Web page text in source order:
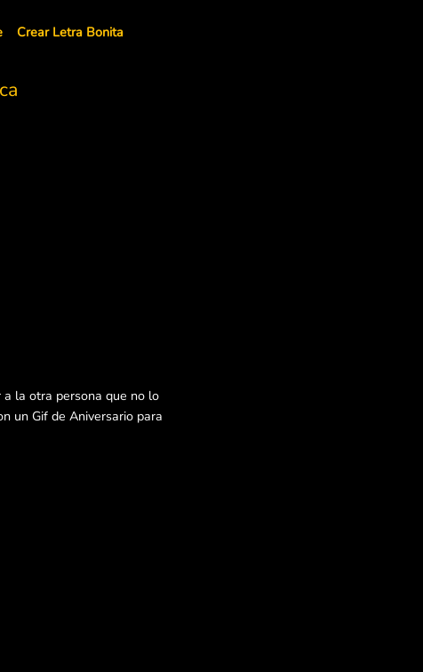
Crear Letra Bonita
la otra persona que no lo
un Gif de Aniversario para